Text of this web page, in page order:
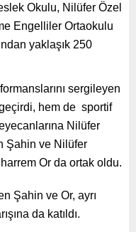
Okulu, Nilüfer Özel
Engelliler Ortaokulu
yaklaşık 250
sergileyen
hem de sportif
Nilüfer
Şahin ve Nilüfer
Or da ortak oldu.
Şahin ve Or, ayrı
da katıldı.